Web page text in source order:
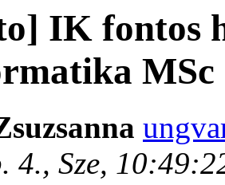
IK fontos
MSc
4., Sze,